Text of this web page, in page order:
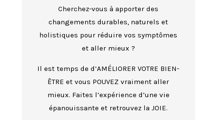
Cherchez-vous à apporter des
changements durables, naturels et
holistiques pour réduire vos symptômes
et aller mieux ?
Il est temps de d’AMÉLIORER VOTRE BIEN-
ÊTRE et vous POUVEZ vraiment aller
mieux. Faites l’expérience d’une vie
épanouissante et retrouvez la JOIE.